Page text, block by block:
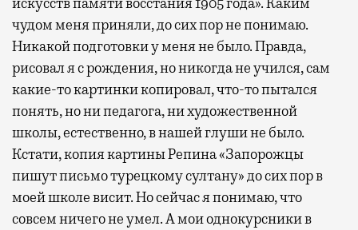
чудом меня приняли, до сих пор не понимаю.
Никакой подготовки у меня не было. Правда,
рисовал я с рождения, но никогда не учился, сам
какие-то картинки копировал, что-то пытался
понять, но ни педагога, ни художественной
школы, естественно, в нашей глуши не было.
Кстати, копия картины Репина «Запорожцы
пишут письмо турецкому султану» до сих пор в
моей школе висит. Но сейчас я понимаю, что
совсем ничего не умел. А мои однокурсники в